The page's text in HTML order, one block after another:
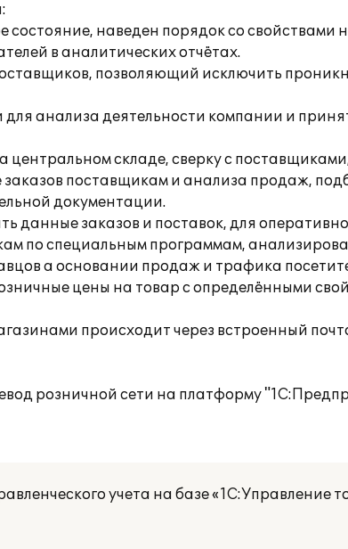
наведен порядок со свойствами
в аналитических отчётах.
позволяющий исключить
анализа деятельности компании и
складе, сверку с
поставщикам и анализа продаж,
документации.
данные заказов и поставок, для
по специальным программам,
а основании продаж и трафика
цены на товар с определёнными
происходит через встроенный
розничной сети на платформу
учета на базе «1С:Управление